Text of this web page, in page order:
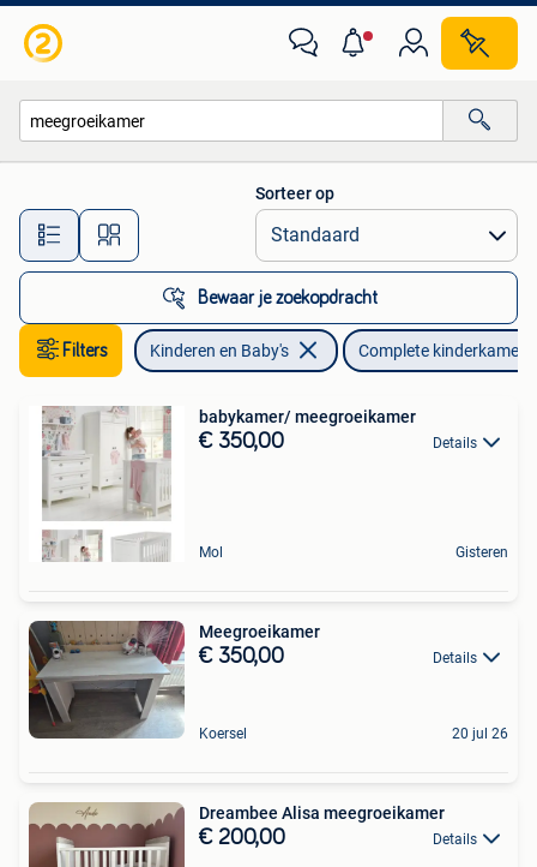
Alle afstanden…
Sorteer op
Bewaar je zoekopdracht
Filters Kinderen en Baby's Complete kinderkamers
babykamer/ meegroeikamer
€ 350,00 Details
Mol Gisteren
Meegroeikamer
€ 350,00 Details
Koersel 20 jul 26
Dreambee Alisa meegroeikamer
€ 200,00 Details